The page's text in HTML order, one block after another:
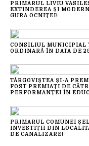
PRIMARUL LIVIU
EXTINDEREA ȘI
GURA OCNIȚEI!
CONSILIUL MUNICIPIAL
ORDINARĂ ÎN DATA DE
TÂRGOVIȘTEA ȘI-A
FOST PREMIAȚI DE
PERFORMANȚEI ÎN
PRIMARUL COMUNEI
INVESTIȚII DIN
DE CANALIZARE!